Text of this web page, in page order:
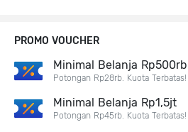
PROMO VOUCHER
Minimal Belanja Rp500rb
Potongan Rp28rb. Kuota Terbatas!
Minimal Belanja Rp1,5jt
Potongan Rp45rb. Kuota Terbatas!